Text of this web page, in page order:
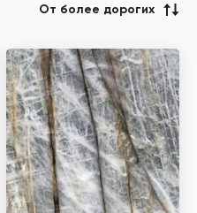
От более дорогих